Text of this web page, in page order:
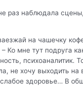
раз наблюдала
на чашечку
Ко мне тут подруга
психоаналитик.
не хочу выходить на
здоровье… В